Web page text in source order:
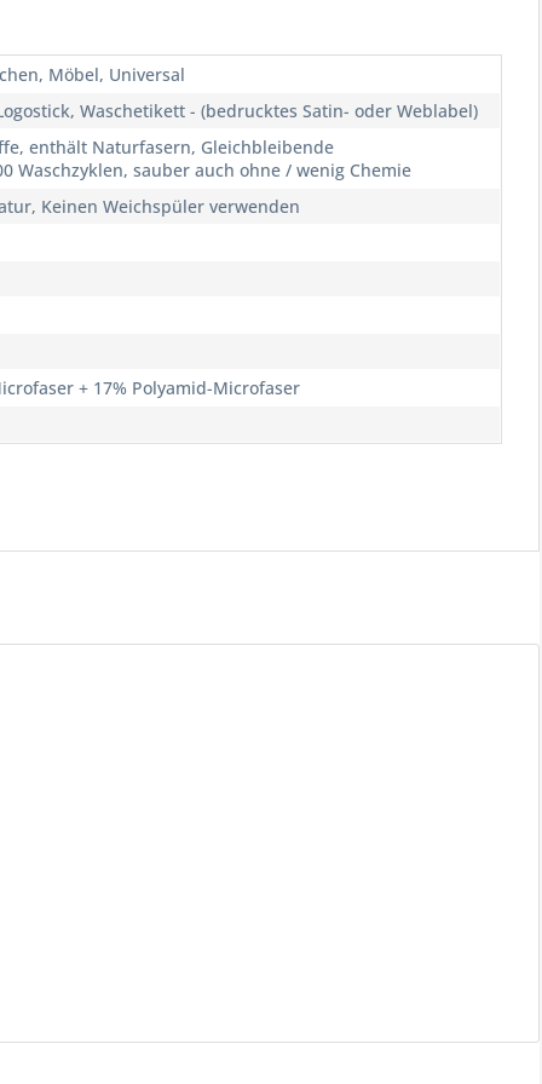
Möbel, Universal
Waschetikett - (bedrucktes Satin- oder Weblabel)
enthält Naturfasern, Gleichbleibende
Waschzyklen, sauber auch ohne / wenig Chemie
Keinen Weichspüler verwenden
+ 17% Polyamid-Microfaser